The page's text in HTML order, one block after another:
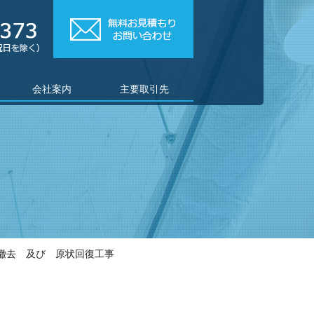
紹介
会社案内
会社概要
役員一覧
主要取引先
去 及び 原状回復工事